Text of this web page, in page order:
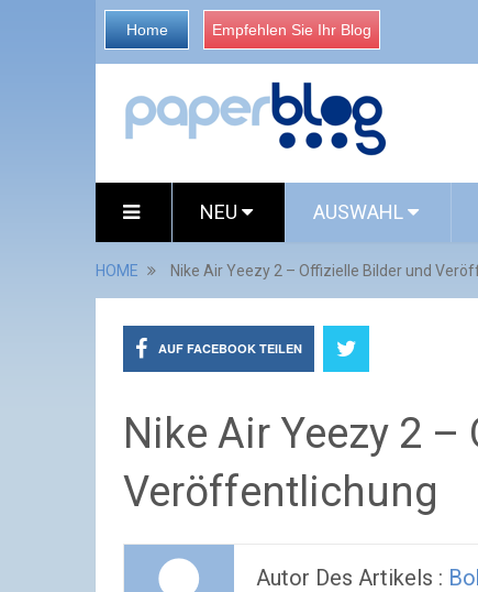
Home Empfehlen Sie Ihr Blog
NEU AUSWAHL
HOME Nike Air Yeezy 2 – Offizielle Bilder und
AUF FACEBOOK TEILEN
Nike Air Yeezy 2 –
Veröffentlichung
Autor Des Artikels :